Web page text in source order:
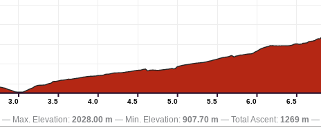
3.0 3.5 4.0 4.5 5.0 5.5 6.0 6.5
Max. Elevation: 2028.00 m Min. Elevation: 907.70 m Total Ascent: 1269 m